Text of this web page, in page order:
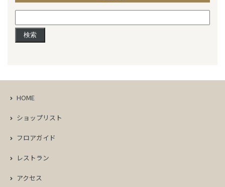
索:
HOME
ショップリスト
フロアガイド
レストラン
アクセス